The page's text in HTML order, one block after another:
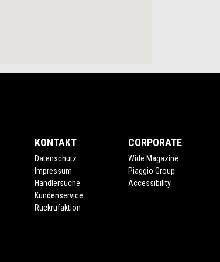
KONTAKT
Datenschutz
Impressum
Händlersuche
Kundenservice
Rückrufaktion
CORPORATE
Wide Magazine
Piaggio Group
Accessibility